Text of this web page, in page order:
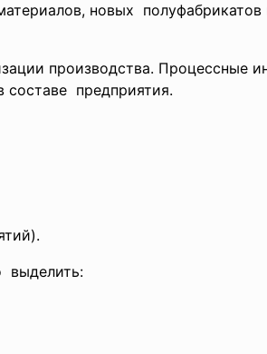
новых полуфабрикатов
производства. Процессные
составе предприятия.
выделить: